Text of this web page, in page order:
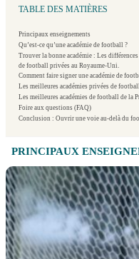
TABLE DES MATIÈRES
Principaux enseignements
Qu’est-ce qu’une académie de football ?
Trouver la bonne académie : Les
de football privées au Royaume-Uni.
Comment faire signer une académie de
Les meilleures académies privées de
Les meilleures académies de football de la
Foire aux questions (FAQ)
Conclusion : Ouvrir une voie au-delà du
PRINCIPAUX